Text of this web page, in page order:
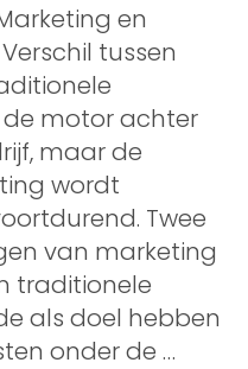
en
tussen
de motor achter
maar de
wordt
Twee
van marketing
traditionele
als doel hebben
onder de …